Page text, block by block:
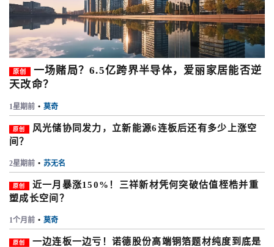
原创
一场赌局？6.5亿跨界半导体，爱丽家居能否逆
天改命？
1星期前 • 莫奇
原创
风光储协同发力，立新能源6连板后还有多少上涨空
间？
2星期前 • 苏无名
原创
近一月暴涨150%！三祥新材凭何突破估值桎梏并重
塑成长空间？
1个月前 • 莫奇
原创
一边连板一边亏！诺德股份高端铜箔题材纯度到底是